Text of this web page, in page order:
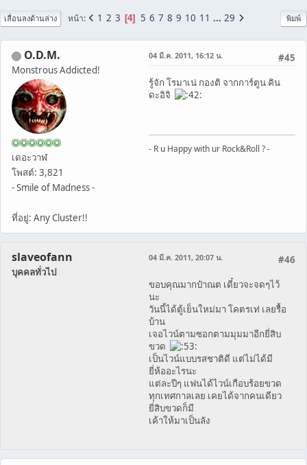
พิมพ์
เลื่อนลงด้านล่าง หน้า 1 2 3 4 5 6 7 8 9 10 11 ... 29
O.D.M.
Monstrous Addicted!
เดอะวาฬ
โพสต์: 3,821
- Smile of Madness -
ที่อยู่: Any Cluster!!
#45
04 มี.ค. 2011, 16:12 น.
รู้จัก โรมาเน่ กองติ จากการ์ตูน คิน
ดะอิจิ
- R u Happy with ur Rock&Roll ? -
slaveofann
บุคคลทั่วไป
#46
04 มี.ค. 2011, 20:07 น.
ขอบคุณมากป๋าณต เดี๋ยวจะจดๆไว้
นะ
วันนี้ได้ตู้เย็นใหม่มา โคตรเท่ เลยรื้อ
บ้าน
เจอไวน์ตามซอกตามมุมมาอีกยี่สิบ
ขวด
เป็นไวน์แบบรสชาติดี แต่ไม่ได้มี
ยี่ห้ออะไรนะ
แต่ละปีๆ แฟนได้ไวน์เกือบร้อยขวด
ทุกเทศกาลเลย เคยได้จากคนเดียว
ยี่สิบขวดก็มี
เค้าให้มาเป็นลัง